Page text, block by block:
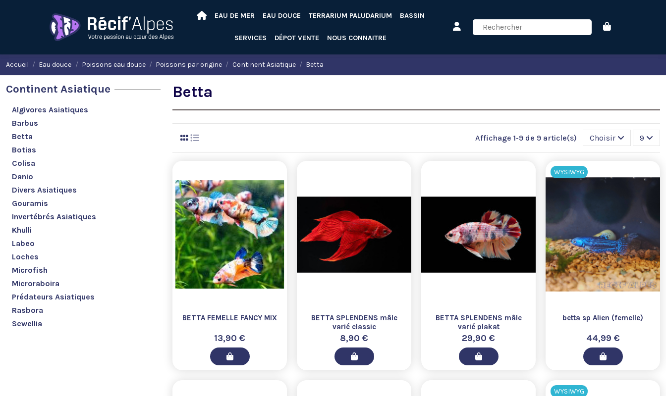
EAU DE MER EAU DOUCE TERRARIUM PALUDARIUM BASSIN
SERVICES DÉPOT VENTE NOUS CONNAITRE
Accueil Eau douce Poissons eau douce Poissons par origine Continent Asiatique Betta
Betta
Affichage 1-9 de 9 article(s) Choisir 9
BETTA FEMELLE FANCY MIX
13,90 €
BETTA SPLENDENS mâle
varié classic
8,90 €
BETTA SPLENDENS mâle
varié plakat
29,90 €
WYSIWYG
betta sp Alien (femelle)
44,99 €
WYSIWYG
Continent Asiatique
Algivores Asiatiques
Barbus
Betta
Botias
Colisa
Danio
Divers Asiatiques
Gouramis
Invertébrés Asiatiques
Khulli
Labeo
Loches
Microfish
Microraboira
Prédateurs Asiatiques
Rasbora
Sewellia